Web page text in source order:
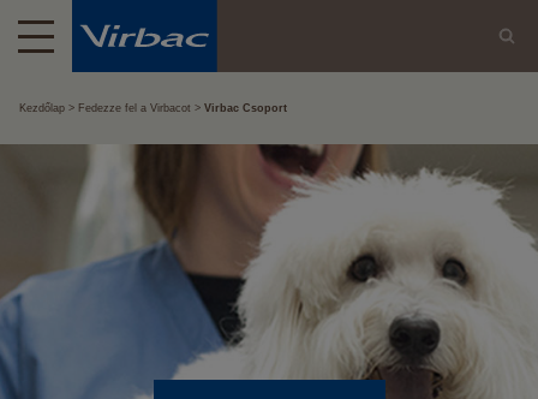
Kezdőlap Fedezze fel a Virbacot Virbac Csoport